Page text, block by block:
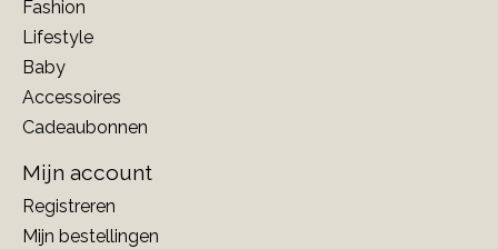
Fashion
Lifestyle
Baby
Accessoires
Cadeaubonnen
Mijn account
Registreren
Mijn bestellingen